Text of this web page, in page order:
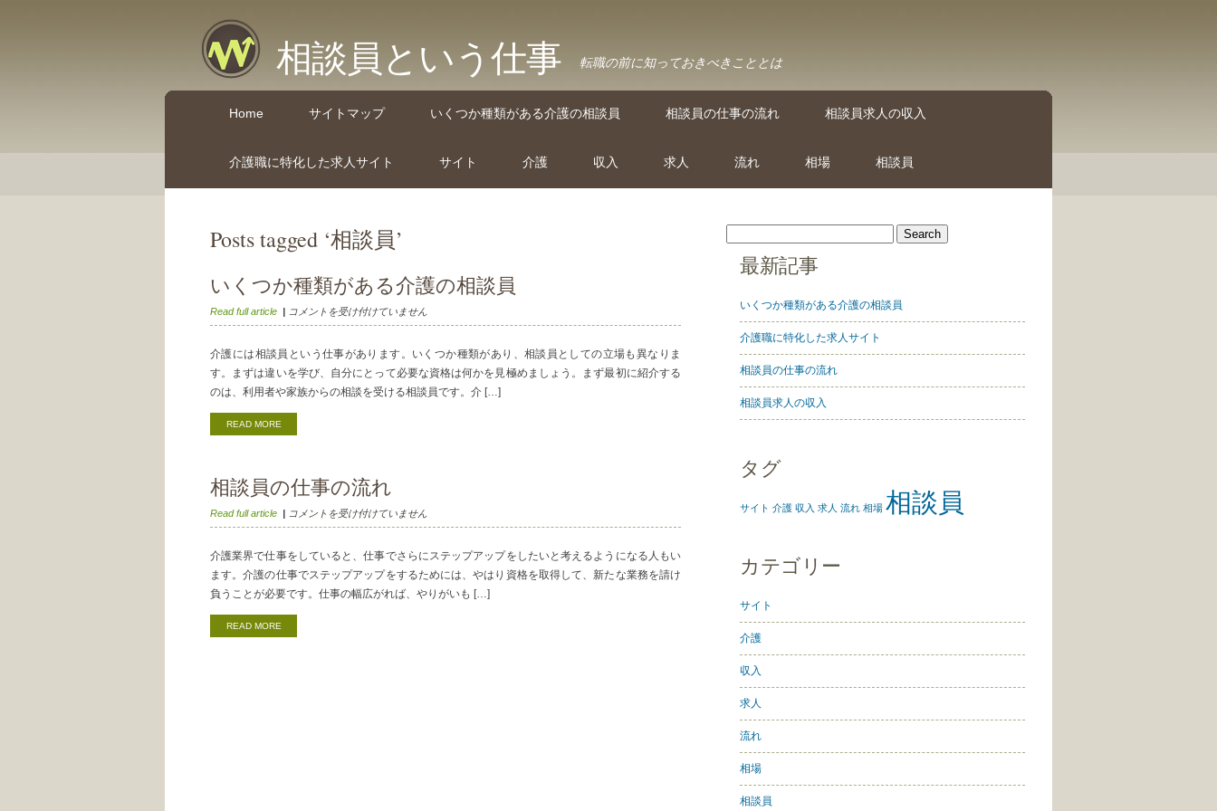
相談員という仕事 転職の前に知っておきべきこととは
Home サイトマップ いくつか種類がある介護の相談員 相談員の仕事の流れ 相談員求人の収入
介護職に特化した求人サイト サイト 介護 収入 求人 流れ 相場 相談員
Posts tagged ‘相談員’
いくつか種類がある介護の相談員
Read full article | い
く
か
種
類
が
護
の
相
員
は
コメントを受け付けていません
介護には相談員という仕事があります。いくつか種類があり、相談員としての立場も異なりま
す。まずは違いを学び、自分にとって必要な資格は何かを見極めましょう。まず最初に紹介する
のは、利用者や家族からの相談を受ける相談員です。介 […]
READ MORE
相談員の仕事の流れ
Read full article | 相
談
の
仕
事
の
コメントを受け付けていません
介護業界で仕事をしていると、仕事でさらにステップアップをしたいと考えるようになる人もい
ます。介護の仕事でステップアップをするためには、やはり資格を取得して、新たな業務を請け
負うことが必要です。仕事の幅広がれば、やりがいも […]
READ MORE
最新記事
いくつか種類がある介護の相談員
介護職に特化した求人サイト
相談員の仕事の流れ
相談員求人の収入
タグ
サイト 介護 収入 求人 流れ 相場 相談員
カテゴリー
サイト
介護
収入
求人
流れ
相場
相談員